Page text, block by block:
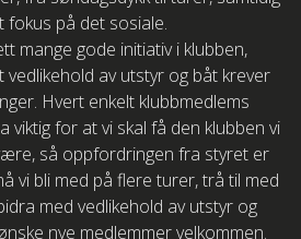
på det sosiale.
mange gode initiativ i klubben,
vedlikehold av utstyr og båt krever
Hvert enkelt klubbmedlems
viktig for at vi skal få den klubben vi
så oppfordringen fra styret er
vi bli med på flere turer, trå til med
med vedlikehold av utstyr og
nye medlemmer velkommen.